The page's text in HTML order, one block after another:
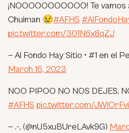
¡NOOOOOOOOOOO! Te
Chuiman 😢#AFHS
pic.twitter.com/301N6x8qZJ
— Al Fondo Hay Sitio • #1 en el
March 16, 2023
NOO PIPOO NO NOS DEJES,
#AFHS pic.twitter.com/
— .-, (@nU5xuBUreLAvk9G)